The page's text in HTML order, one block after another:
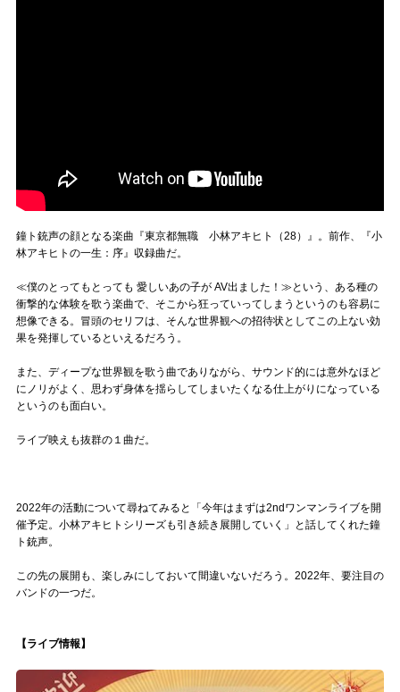
鐘ト銃声の顔となる楽曲『東京都無職 小林アキヒト（28）』。前作、『小
林アキヒトの一生：序』収録曲だ。
≪僕のとってもとっても 愛しいあの子が AV出ました！≫という、ある種の
衝撃的な体験を歌う楽曲で、そこから狂っていってしまうというのも容易に
想像できる。冒頭のセリフは、そんな世界観への招待状としてこの上ない効
果を発揮しているといえるだろう。
また、ディープな世界観を歌う曲でありながら、サウンド的には意外なほど
にノリがよく、思わず身体を揺らしてしまいたくなる仕上がりになっている
というのも面白い。
ライブ映えも抜群の１曲だ。
2022年の活動について尋ねてみると「今年はまずは2ndワンマンライブを開
催予定。小林アキヒトシリーズも引き続き展開していく」と話してくれた鐘
ト銃声。
この先の展開も、楽しみにしておいて間違いないだろう。2022年、要注目の
バンドの一つだ。
【ライブ情報】